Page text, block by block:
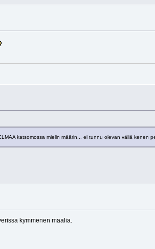
katsomossa mielin määrin... ei tunnu olevan väliä kenen
kymmenen maalia.